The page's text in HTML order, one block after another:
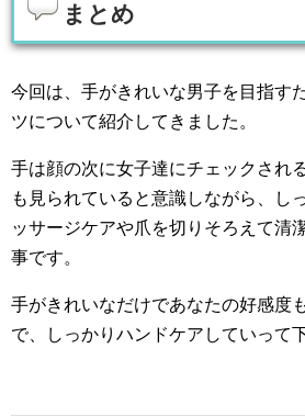
まとめ
今回は、手がきれいな男子を目指す
ツについて紹介してきました。
手は顔の次に女子達にチェックされ
も見られていると意識しながら、し
ッサージケアや爪を切りそろえて清
事です。
手がきれいなだけであなたの好感度
で、しっかりハンドケアしていって